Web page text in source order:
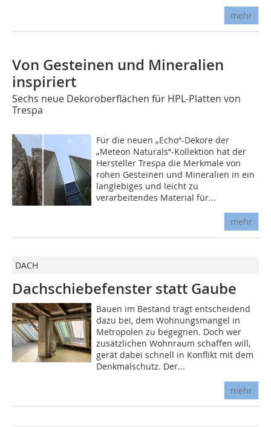
mehr
Von Gesteinen und Mineralien
inspiriert
Sechs neue Dekoroberflächen für HPL-Platten von
Trespa
Für die neuen „Echo“-Dekore der
„Meteon Naturals“-Kollektion hat der
Hersteller Trespa die Merkmale von
rohen Gesteinen und Mineralien in ein
langlebiges und leicht zu
verarbeitendes Material für...
mehr
DACH
Dachschiebefenster statt Gaube
Bauen im Bestand trägt entscheidend
dazu bei, dem Wohnungsmangel in
Metropolen zu begegnen. Doch wer
zusätzlichen Wohnraum schaffen will,
gerät dabei schnell in Konflikt mit dem
Denkmalschutz. Der...
mehr